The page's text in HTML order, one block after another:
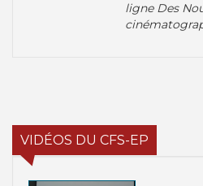
ligne Des
VIDÉOS DU CFS-EP